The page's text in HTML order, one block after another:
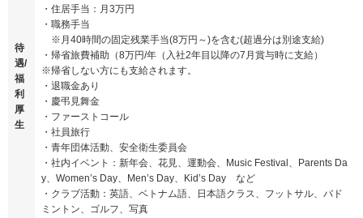
待
遇/
福
利
厚
生
・住居手当：月3万円
・職務手当
※月40時間の固定残業手当(8万円～)を含む(超過分は別途支給)
・帰省旅費補助（8万円/年（入社2年目以降の7月賞与時に支給）
※帰省しない方にも支給されます。
・退職金あり
・慶弔見舞金
・ファーストコール
・社員旅行
・青年団体活動、安全衛生委員会
・社内イベント：新年会、花見、運動会、Music Festival、Parents Da
y、Women’s Day、Men’s Day、Kid’s Day など
・クラブ活動：英語、ベトナム語、日本語クラス、フットサル、バド
ミントン、ゴルフ、写真